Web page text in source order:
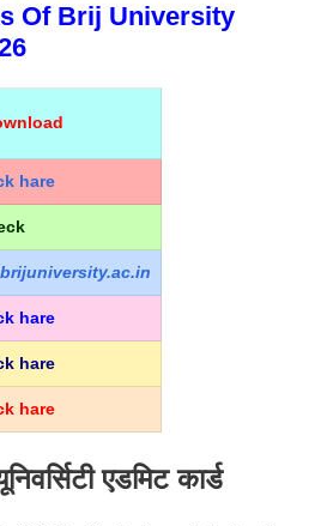
Of Brij University
hare
hare
hare
hare
एडमिट कार्ड